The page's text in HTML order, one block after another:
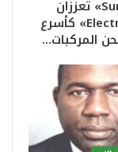
و«Sungrow» تعززان
مكانة «Electra» كأسرع
المركبات…